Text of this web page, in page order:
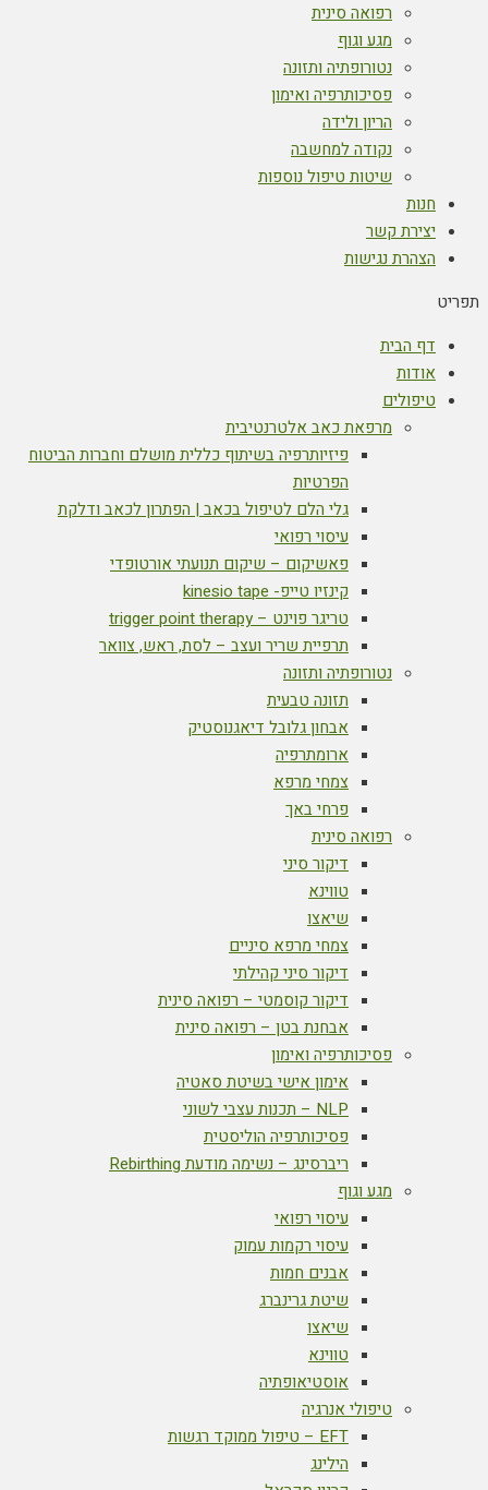
רפואה סינית
מגע וגוף
נטורופתיה ותזונה
פסיכותרפיה ואימון
הריון ולידה
נקודה למחשבה
שיטות טיפול נוספות
חנות
יצירת קשר
הצהרת נגישות
תפריט
דף הבית
אודות
טיפולים
מרפאת כאב אלטרנטיבית
פיזיותרפיה בשיתוף כללית מושלם וחברות הביטוח
הפרטיות
גלי הלם לטיפול בכאב | הפתרון לכאב ודלקת
עיסוי רפואי
פאשיקום – שיקום תנועתי אורטופדי
קינזיו טייפ- kinesio tape
טריגר פוינט – trigger point therapy
תרפיית שריר ועצב – לסת, ראש, צוואר
נטורופתיה ותזונה
תזונה טבעית
אבחון גלובל דיאגנוסטיק
ארומתרפיה
צמחי מרפא
פרחי באך
רפואה סינית
דיקור סיני
טווינא
שיאצו
צמחי מרפא סיניים
דיקור סיני קהילתי
דיקור קוסמטי – רפואה סינית
אבחנת בטן – רפואה סינית
פסיכותרפיה ואימון
אימון אישי בשיטת סאטיה
NLP – תכנות עצבי לשוני
פסיכותרפיה הוליסטית
ריברסינג – נשימה מודעת Rebirthing
מגע וגוף
עיסוי רפואי
עיסוי רקמות עמוק
אבנים חמות
שיטת גרינברג
שיאצו
טווינא
אוסטיאופתיה
טיפולי אנרגיה
EFT – טיפול ממוקד רגשות
הילינג